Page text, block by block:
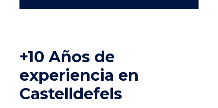
+10 Años de
experiencia en
Castelldefels